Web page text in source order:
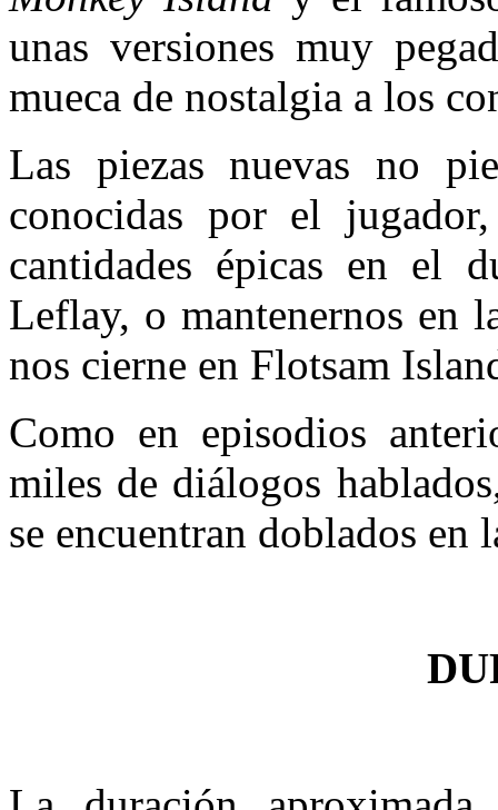
unas versiones muy
mueca de nostalgia a los
Las piezas nuevas no
conocidas por el
cantidades épicas en el
Leflay, o mantenernos en
nos cierne en Flotsam
Como en episodios
miles de diálogos
se encuentran doblados en